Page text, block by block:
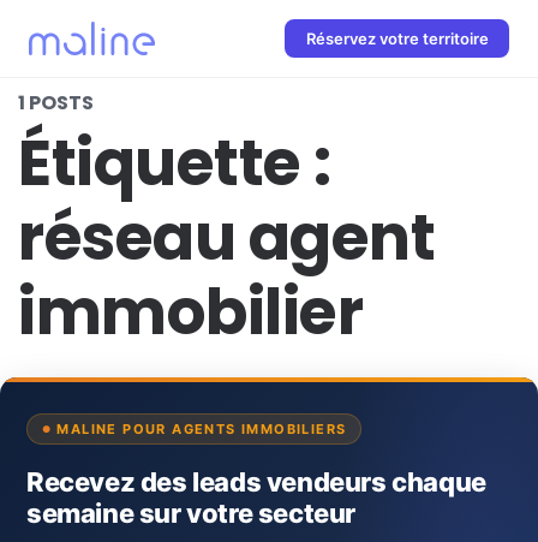
Réservez votre territoire
1 POSTS
Étiquette :
réseau agent
immobilier
MALINE POUR AGENTS IMMOBILIERS
Recevez des leads vendeurs chaque
semaine sur votre secteur